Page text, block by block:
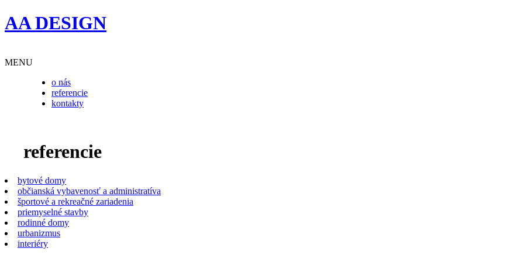
AA DESIGN
MENU
o nás
referencie
kontakty
referencie
bytové domy
občianská vybavenosť a administratíva
športové a rekreačné zariadenia
priemyselné stavby
rodinné domy
urbanizmus
interiéry